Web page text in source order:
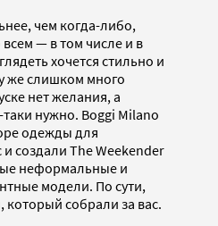
чем когда-либо,
— в том числе и в
хочется стильно и
же слишком много
нет желания, а
нужно. Boggi Milano
одежды для
и создали The Weekender
неформальные и
модели. По сути,
который собрали за вас.